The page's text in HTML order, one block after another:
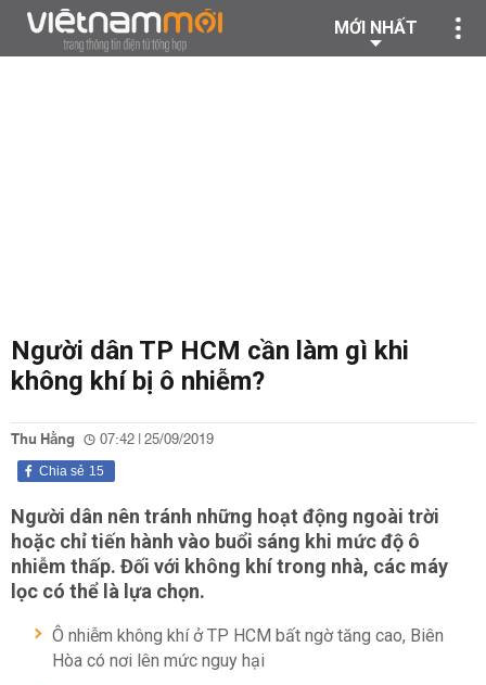
MỚI NHẤT
Người dân TP HCM cần làm gì khi
không khí bị ô nhiễm?
Thu Hằng 07:42 | 25/09/2019
15
Chia sẻ
Người dân nên tránh những hoạt động ngoài trời
hoặc chỉ tiến hành vào buổi sáng khi mức độ ô
nhiễm thấp. Đối với không khí trong nhà, các máy
lọc có thể là lựa chọn.
Ô nhiễm không khí ở TP HCM bất ngờ tăng cao, Biên
Hòa có nơi lên mức nguy hại